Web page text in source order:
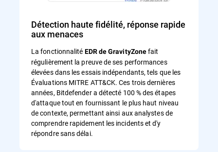
Détection haute fidélité, réponse rapide
aux menaces
La fonctionnalité EDR de GravityZonefait
régulièrement la preuve de ses performances
élevées dans les essais indépendants, tels que les
Évaluations MITRE ATT&CK. Ces trois dernières
années, Bitdefender a détecté 100 % des étapes
d'attaque tout en fournissant le plus haut niveau
de contexte, permettant ainsi aux analystes de
comprendre rapidement les incidents et d'y
répondre sans délai.